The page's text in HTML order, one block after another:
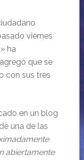
viernes
ha
que se
con sus tres
en un blog
una de las
abiertamente